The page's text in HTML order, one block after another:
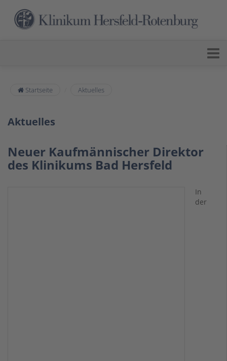
Startseite Aktuelles
Aktuelles
Neuer Kaufmännischer Direktor
des Klinikums Bad Hersfeld
In
der